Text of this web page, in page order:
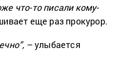
что-то писали кому-
еще раз прокурор.
– улыбается